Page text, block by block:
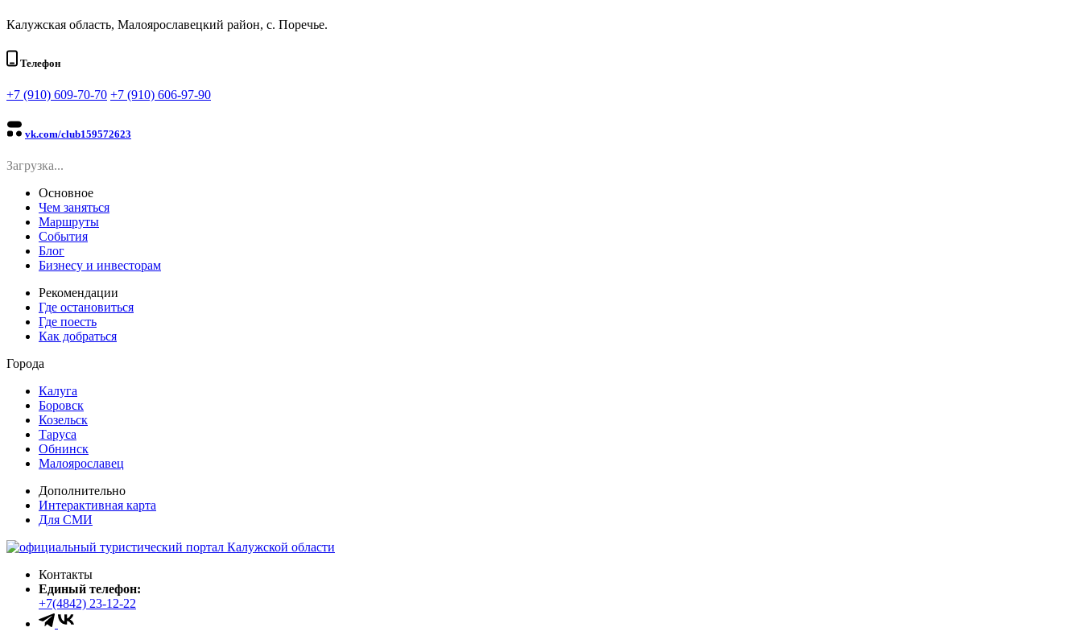
Калужская область, Малоярославецкий район, с. Поречье.
Телефон
+7 (910) 609-70-70 +7 (910) 606-97-90
vk.com/club159572623
Загрузка...
Основное
Чем заняться
Маршруты
События
Блог
Бизнесу и инвесторам
Рекомендации
Где остановиться
Где поесть
Как добраться
Города
Калуга
Боровск
Козельск
Таруса
Обнинск
Малоярославец
Дополнительно
Интерактивная карта
Для СМИ
Контакты
Единый телефон:
+7(4842) 23-12-22